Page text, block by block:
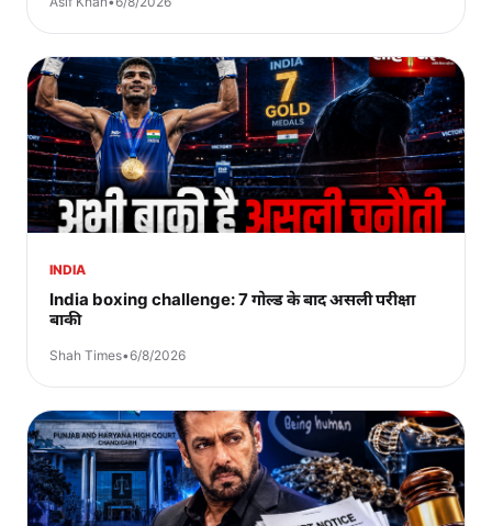
INDIA
India boxing challenge: 7 गोल्ड के बाद असली परीक्षा
बाकी
Shah Times•6/8/2026